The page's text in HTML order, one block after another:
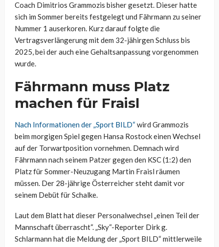
Coach Dimitrios Grammozis bisher gesetzt. Dieser hatte
sich im Sommer bereits festgelegt und Fährmann zu seiner
Nummer 1 auserkoren. Kurz darauf folgte die
Vertragsverlängerung mit dem 32-jähirgen Schluss bis
2025, bei der auch eine Gehaltsanpassung vorgenommen
wurde.
Fährmann muss Platz
machen für Fraisl
Nach Informationen der „Sport BILD“wird Grammozis
beim morgigen Spiel gegen Hansa Rostock einen Wechsel
auf der Torwartposition vornehmen. Demnach wird
Fährmann nach seinem Patzer gegen den KSC (1:2) den
Platz für Sommer-Neuzugang Martin Fraisl räumen
müssen. Der 28-jährige Österreicher steht damit vor
seinem Debüt für Schalke.
Laut dem Blatt hat dieser Personalwechsel „einen Teil der
Mannschaft überrascht“. „Sky“-Reporter Dirk g.
Schlarmann hat die Meldung der „Sport BILD“ mittlerweile